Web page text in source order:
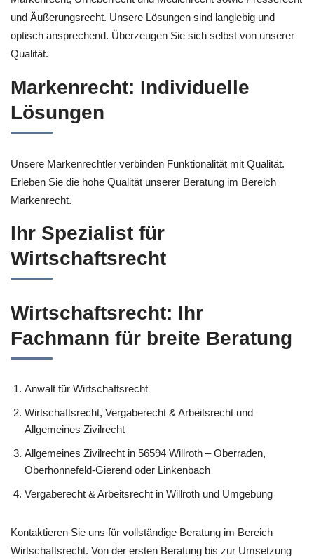
und Äußerungsrecht. Unsere Lösungen sind langlebig und
optisch ansprechend. Überzeugen Sie sich selbst von unserer
Qualität.
Markenrecht: Individuelle
Lösungen
Unsere Markenrechtler verbinden Funktionalität mit Qualität.
Erleben Sie die hohe Qualität unserer Beratung im Bereich
Markenrecht.
Ihr Spezialist für
Wirtschaftsrecht
Wirtschaftsrecht: Ihr
Fachmann für breite Beratung
Anwalt für Wirtschaftsrecht
Wirtschaftsrecht, Vergaberecht & Arbeitsrecht und
Allgemeines Zivilrecht
Allgemeines Zivilrecht in 56594 Willroth – Oberraden,
Oberhonnefeld-Gierend oder Linkenbach
Vergaberecht & Arbeitsrecht in Willroth und Umgebung
Kontaktieren Sie uns für vollständige Beratung im Bereich
Wirtschaftsrecht. Von der ersten Beratung bis zur Umsetzung